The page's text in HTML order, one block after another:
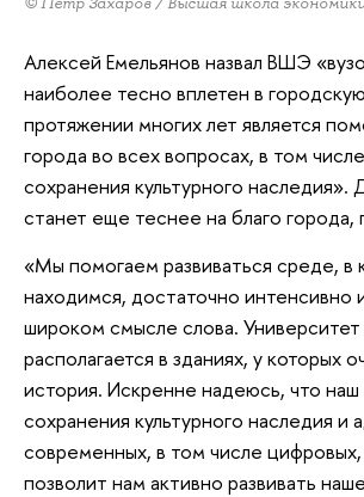
Алексей Емельянов назвал ВШЭ
наиболее тесно вплетен в
протяжении многих лет является
города во всех вопросах, в том
сохранения культурного наследия».
станет еще теснее на благо
«Мы помогаем развиваться среде, в
находимся, достаточно интенсивно
широком смысле слова. Университет
располагается в зданиях, у которых
история. Искренне надеюсь, что наш
сохранения культурного наследия и
современных, в том числе
позволит нам активно развивать наше